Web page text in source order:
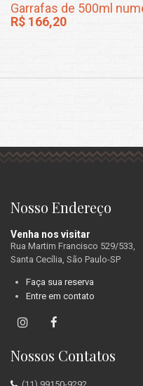
Garrafas de 500ml
R$ 166,20
Nosso Endereço
Venha nos visitar
Rua Martim Francisco 529/533,
Santa Cecília, São Paulo-SP
Faça sua reserva
Entre em contato
Nossos Contatos